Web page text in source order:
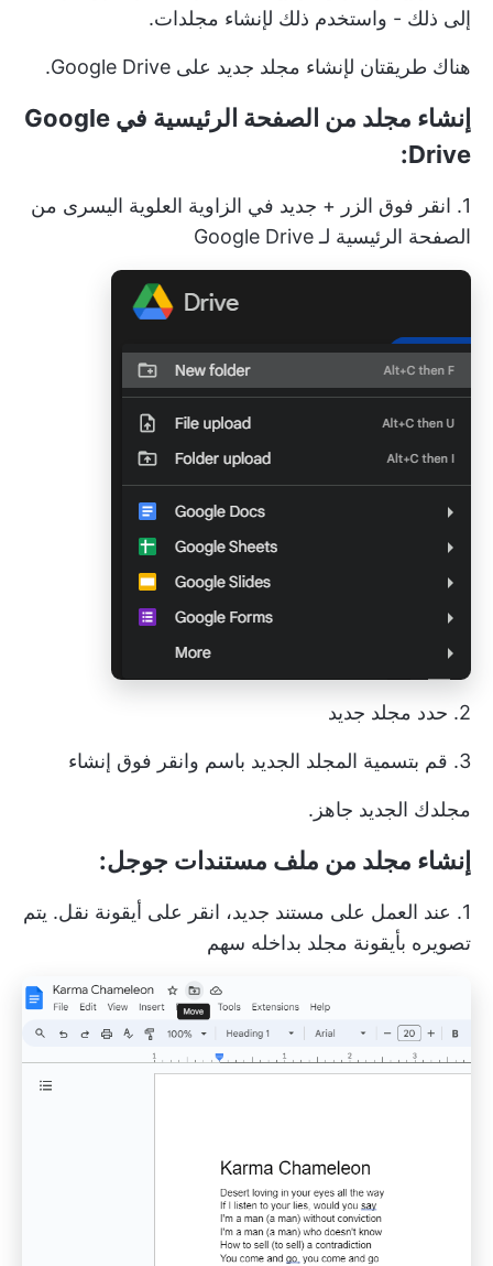
إلى ذلك - واستخدم ذلك لإنشاء مجلدات.
هناك طريقتان لإنشاء مجلد جديد على Google Drive.
إنشاء مجلد من الصفحة الرئيسية في Google
Drive:
1. انقر فوق الزر + جديد في الزاوية العلوية اليسرى من
الصفحة الرئيسية لـ Google Drive
2. حدد مجلد جديد
3. قم بتسمية المجلد الجديد باسم وانقر فوق إنشاء
مجلدك الجديد جاهز.
إنشاء مجلد من ملف مستندات جوجل:
1. عند العمل على مستند جديد، انقر على أيقونة نقل. يتم
تصويره بأيقونة مجلد بداخله سهم